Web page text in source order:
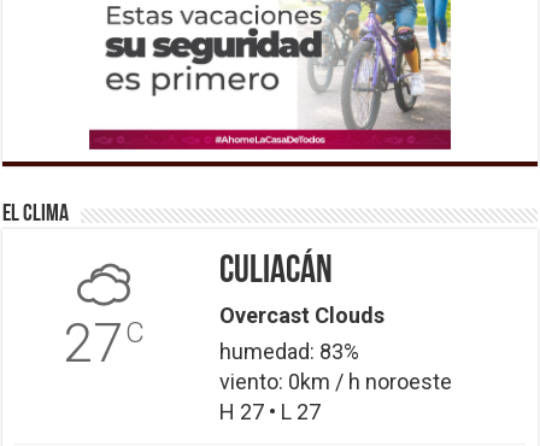
El Clima
27C
Culiacán
Overcast Clouds
humedad: 83%
viento: 0km / h noroeste
H 27 • L 27